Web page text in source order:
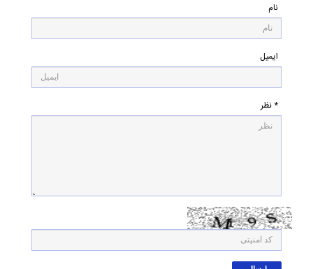
نام
ایمیل
* نظر